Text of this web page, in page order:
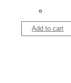
Add to cart